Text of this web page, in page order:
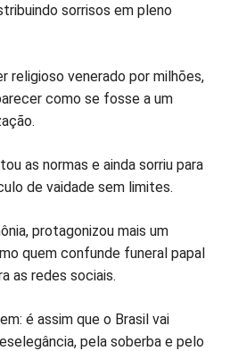
sorrisos em pleno
religioso venerado por milhões,
como se fosse a um
as normas e ainda sorriu para
de vaidade sem limites.
protagonizou mais um
quem confunde funeral papal
as redes sociais.
é assim que o Brasil vai
pela soberba e pelo